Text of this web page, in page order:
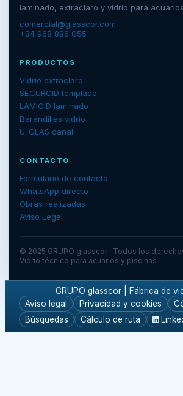
laminado, extraclaro y vidrio para
comercial@glasscor.com
+34 968 886 055
PRODUCTOS
Vidrio extraclaro
SECURCID templado
LAMICID laminado
Barandillas vidrio
U-GLAS canal
CONTACTO
Formulario de contacto
WhatsApp directo
Obras realizadas
Aviso Legal
© 2025 GRUPO glasscor · Todos los
Vidrio técnico para acuarios y piscinas
GRUPO glasscor | Fábrica de
Aviso legal
Privacidad y cookies
Búsquedas
Cálculo de ruta